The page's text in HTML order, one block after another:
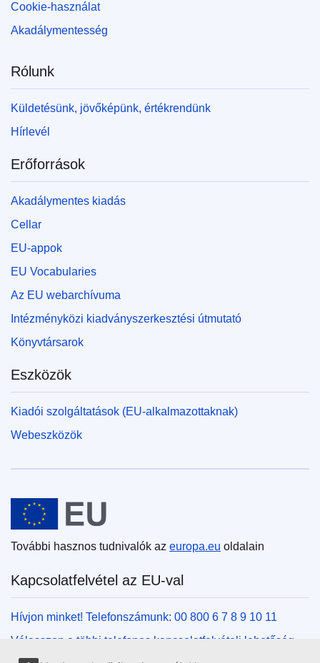
Cookie-használat
Akadálymentesség
Rólunk
Küldetésünk, jövőképünk, értékrendünk
Hírlevél
Erőforrások
Akadálymentes kiadás
Cellar
EU-appok
EU Vocabularies
Az EU webarchívuma
Intézményközi kiadványszerkesztési útmutató
Könyvtársarok
Eszközök
Kiadói szolgáltatások (EU-alkalmazottaknak)
Webeszközök
Európai Unió
További hasznos tudnivalók az europa.eu oldalain
Kapcsolatfelvétel az EU-val
Hívjon minket! Telefonszámunk: 00 800 6 7 8 9 10 11
Válasszon a többi telefonos kapcsolatfelvételi lehetőség
közül!